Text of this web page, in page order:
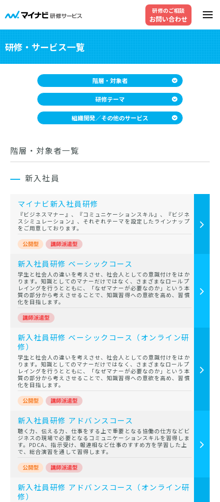
研修のご相談
お問い合わせ
研修・サービス一覧
階層・対象者
研修テーマ
組織開発／その他のサービス
階層・対象者一覧
新入社員
マイナビ新入社員研修
『ビジネスマナー』、『コミュニケーションスキル』、『ビジネ
スシミュレーション』、それぞれテーマを設定したラインナップ
をご用意しております。
新入社員研修 ベーシックコース
学生と社会人の違いを考えさせ、社会人としての意識付けをはか
ります。知識としてのマナーだけではなく、さまざまなロールプ
レイングを行うとともに、「なぜマナーが必要なのか」という本
質の部分から考えさせることで、知識習得への意欲を高め、習慣
化を目指します。
新入社員研修 ベーシックコース（オンライン研
修）
学生と社会人の違いを考えさせ、社会人としての意識付けをはか
ります。知識としてのマナーだけではなく、さまざまなロールプ
レイングを行うとともに、「なぜマナーが必要なのか」という本
質の部分から考えさせることで、知識習得への意欲を高め、習慣
化を目指します。
新入社員研修 アドバンスコース
聴く力、伝える力、仕事をする上で重要となる協働の仕方などビ
ジネスの現場で必要となるコミュニケーションスキルを習得しま
す。PDCA、指示受け、報連相など仕事のすすめ方を学習した上
で、総合演習を通して習得します。
新入社員研修 アドバンスコース（オンライン研
修）